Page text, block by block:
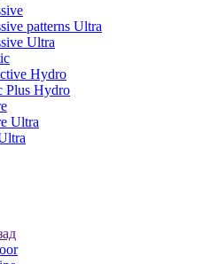
patterns Ultra
Ultra
Hydro
Plus Hydro
Ultra